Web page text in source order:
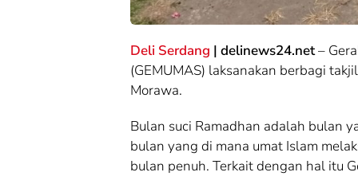
Deli Serdang | delinews24.net–
(GEMUMAS) laksanakan berbagi
Morawa.
Bulan suci Ramadhan adalah bulan
bulan yang di mana umat Islam
bulan penuh. Terkait dengan hal itu